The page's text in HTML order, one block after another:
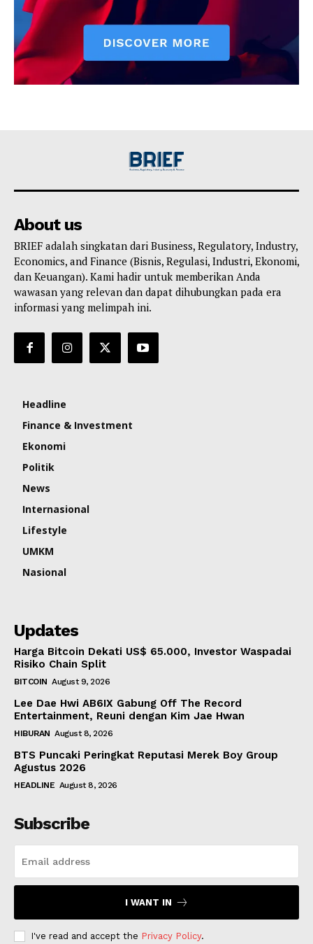
About us
BRIEF adalah singkatan dari Business, Regulatory, Industry,
Economics, and Finance (Bisnis, Regulasi, Industri, Ekonomi,
dan Keuangan). Kami hadir untuk memberikan Anda
wawasan yang relevan dan dapat dihubungkan pada era
informasi yang melimpah ini.
Headline
Finance & Investment
Ekonomi
Politik
News
Internasional
Lifestyle
UMKM
Nasional
Updates
Harga Bitcoin Dekati US$ 65.000, Investor Waspadai
Risiko Chain Split
BITCOIN August 9, 2026
Lee Dae Hwi AB6IX Gabung Off The Record
Entertainment, Reuni dengan Kim Jae Hwan
HIBURAN August 8, 2026
BTS Puncaki Peringkat Reputasi Merek Boy Group
Agustus 2026
HEADLINE August 8, 2026
Subscribe
I WANT IN
I've read and accept the Privacy Policy.